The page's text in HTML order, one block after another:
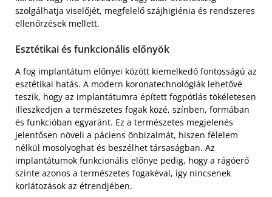
szolgálhatja viselőjét, megfelelő szájhigiénia és rendszeres
ellenőrzések mellett.
Esztétikai és funkcionális előnyök
A fog implantátum előnyei között kiemelkedő fontosságú az
esztétikai hatás. A modern koronatechnológiák lehetővé
teszik, hogy az implantátumra épített fogpótlás tökéletesen
illeszkedjen a természetes fogak közé, színben, formában
és funkcióban egyaránt. Ez a természetes megjelenés
jelentősen növeli a páciens önbizalmát, hiszen félelem
nélkül mosolyoghat és beszélhet társaságban. Az
implantátumok funkcionális előnye pedig, hogy a rágóerő
szinte azonos a természetes fogakéval, így nincsenek
korlátozások az étrendjében.